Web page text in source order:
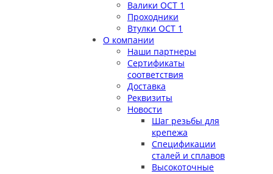
Валики ОСТ 1
Проходники
Втулки ОСТ 1
О компании
Наши партнеры
Сертификаты
соответствия
Доставка
Реквизиты
Новости
Шаг резьбы для
крепежа
Спецификации
сталей и сплавов
Высокоточные